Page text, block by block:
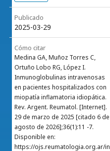
Publicado
2025-03-29
Cómo citar
Medina GA, Muñoz Torres C,
Ortuño Lobo RG, López I.
Inmunoglobulinas intravenosas
en pacientes hospitalizados con
miopatía inflamatoria idiopática.
Rev. Argent. Reumatol. [Internet].
29 de marzo de 2025 [citado 6 de
agosto de 2026];36(1):11 -7.
Disponible en:
https://ojs.reumatologia.org.ar/in